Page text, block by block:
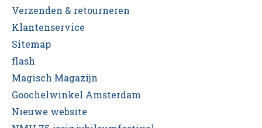
Verzenden & retourneren
Klantenservice
Sitemap
flash
Magisch Magazijn
Goochelwinkel Amsterdam
Nieuwe website